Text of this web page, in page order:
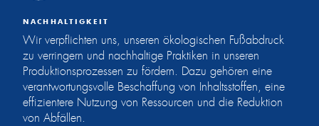
NACHHALTIGKEIT
Wir verpflichten uns, unseren ökologischen Fußabdruck
zu verringern und nachhaltige Praktiken in unseren
Produktionsprozessen zu fördern. Dazu gehören eine
verantwortungsvolle Beschaffung von Inhaltsstoffen, eine
effizientere Nutzung von Ressourcen und die Reduktion
von Abfällen.